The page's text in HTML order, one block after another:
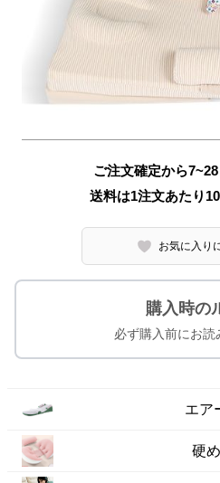
ご注文確定から
送料は1注文あたり
お気に入り
購入時の
必ず購入前にお読
エア
硬め